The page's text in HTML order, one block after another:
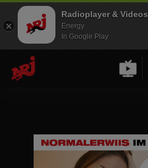
Radioplayer & Videos
Energy
In Google Play